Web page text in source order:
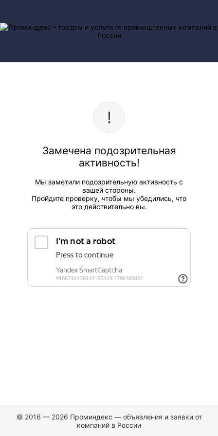
Замечена подозрительная
активность!
Мы заметили подозрительную активность с
вашей стороны.
Пройдите проверку, чтобы мы убедились, что
это действительно вы.
© 2016 — 2026 Проминдекс — объявления и заявки от
компаний в России